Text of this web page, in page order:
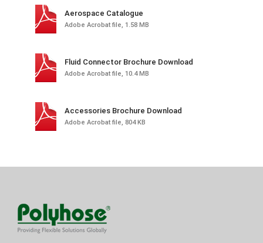
Aerospace Catalogue
Adobe Acrobat file, 1.58 MB
Fluid Connector Brochure Download
Adobe Acrobat file, 10.4 MB
Accessories Brochure Download
Adobe Acrobat file, 804 KB